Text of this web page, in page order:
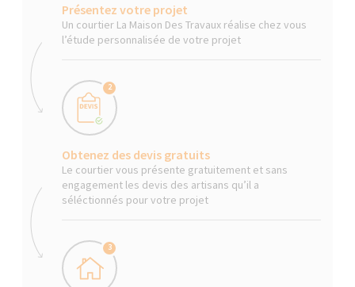
Présentez votre projet
Un courtier La Maison Des Travaux réalise chez vous
l’étude personnalisée de votre projet
2
Obtenez des devis gratuits
Le courtier vous présente gratuitement et sans
engagement les devis des artisans qu’il a
séléctionnés pour votre projet
3